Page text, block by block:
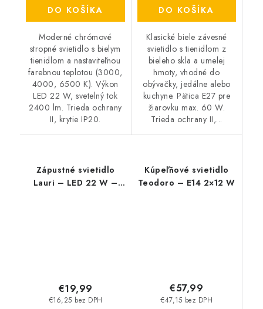
DO KOŠÍKA
Moderné chrómové
stropné svietidlo s bielym
tienidlom a nastaviteľnou
farebnou teplotou (3000,
4000, 6500 K). Výkon
LED 22 W, svetelný tok
2400 lm. Trieda ochrany
II, krytie IP20.
DO KOŠÍKA
Klasické biele závesné
svietidlo s tienidlom z
bieleho skla a umelej
hmoty, vhodné do
obývačky, jedálne alebo
kuchyne. Pätica E27 pre
žiarovku max. 60 W.
Trieda ochrany II,...
Zápustné svietidlo
Lauri – LED 22 W –
€16,25 bez DPH
€19,99
Kúpeľňové svietidlo
Teodoro – E14 2×12 W
€47,15 bez DPH
€57,99